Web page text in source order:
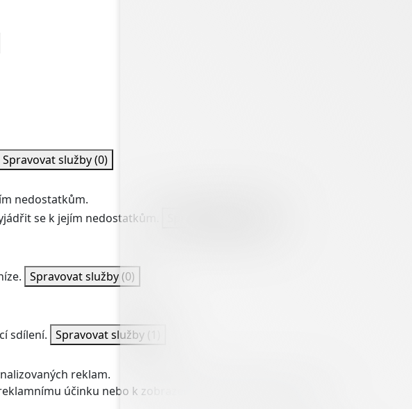
Spravovat služby(0)
nedostatkům.
se k jejím nedostatkům.
Spravovat služby(0)
sdílení. Spravovat služby (1)
reklam.
účinku nebo k zobrazení personalizovaných reklam.